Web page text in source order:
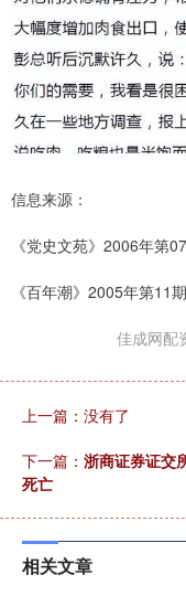
信息来源：
《党史文苑》2006年第
《百年潮》2005年第11
佳成网配
上一篇：没有了
下一篇： 浙商证券证交
死亡
相关文章